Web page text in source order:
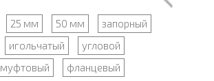
25 мм 50 мм
запорный
игольчатый
угловой
муфтовый фланцевый